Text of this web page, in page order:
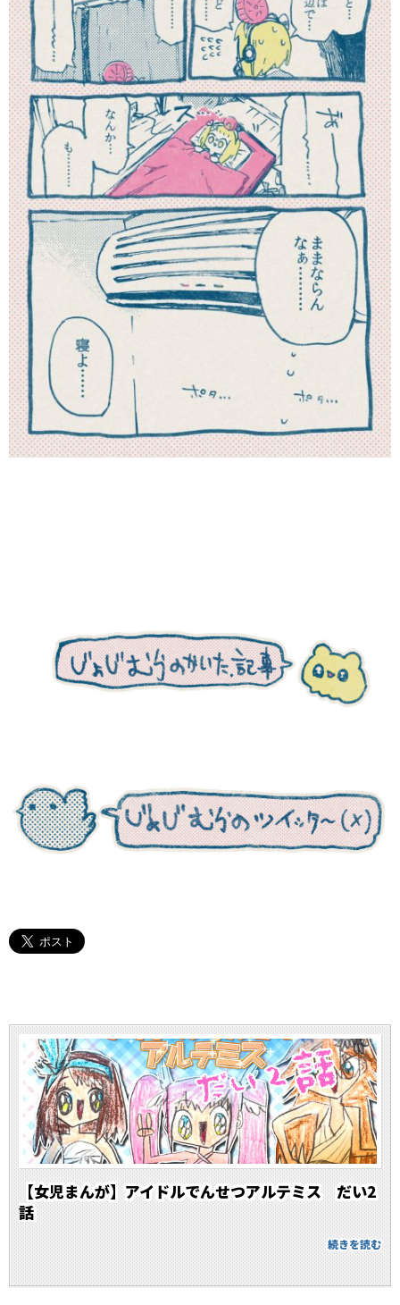
【女児まんが】アイドルでんせつアルテミス だい2
話
続きを読む